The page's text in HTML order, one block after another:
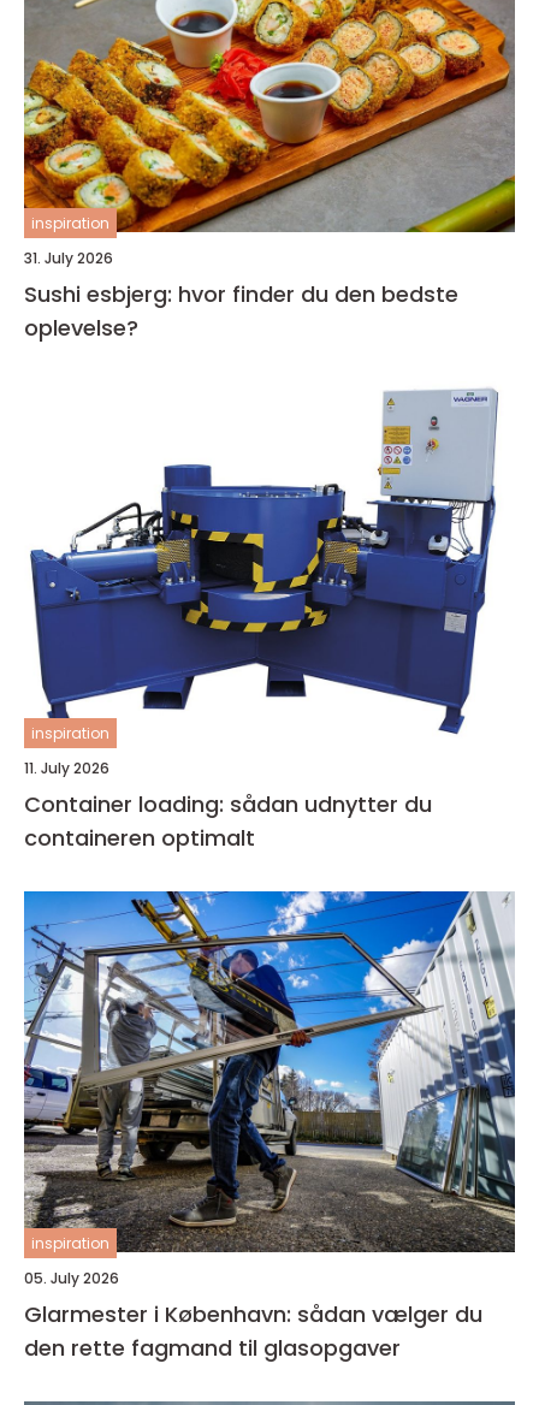
inspiration
31. July 2026
Sushi esbjerg: hvor finder du den bedste
oplevelse?
inspiration
11. July 2026
Container loading: sådan udnytter du
containeren optimalt
inspiration
05. July 2026
Glarmester i København: sådan vælger du
den rette fagmand til glasopgaver